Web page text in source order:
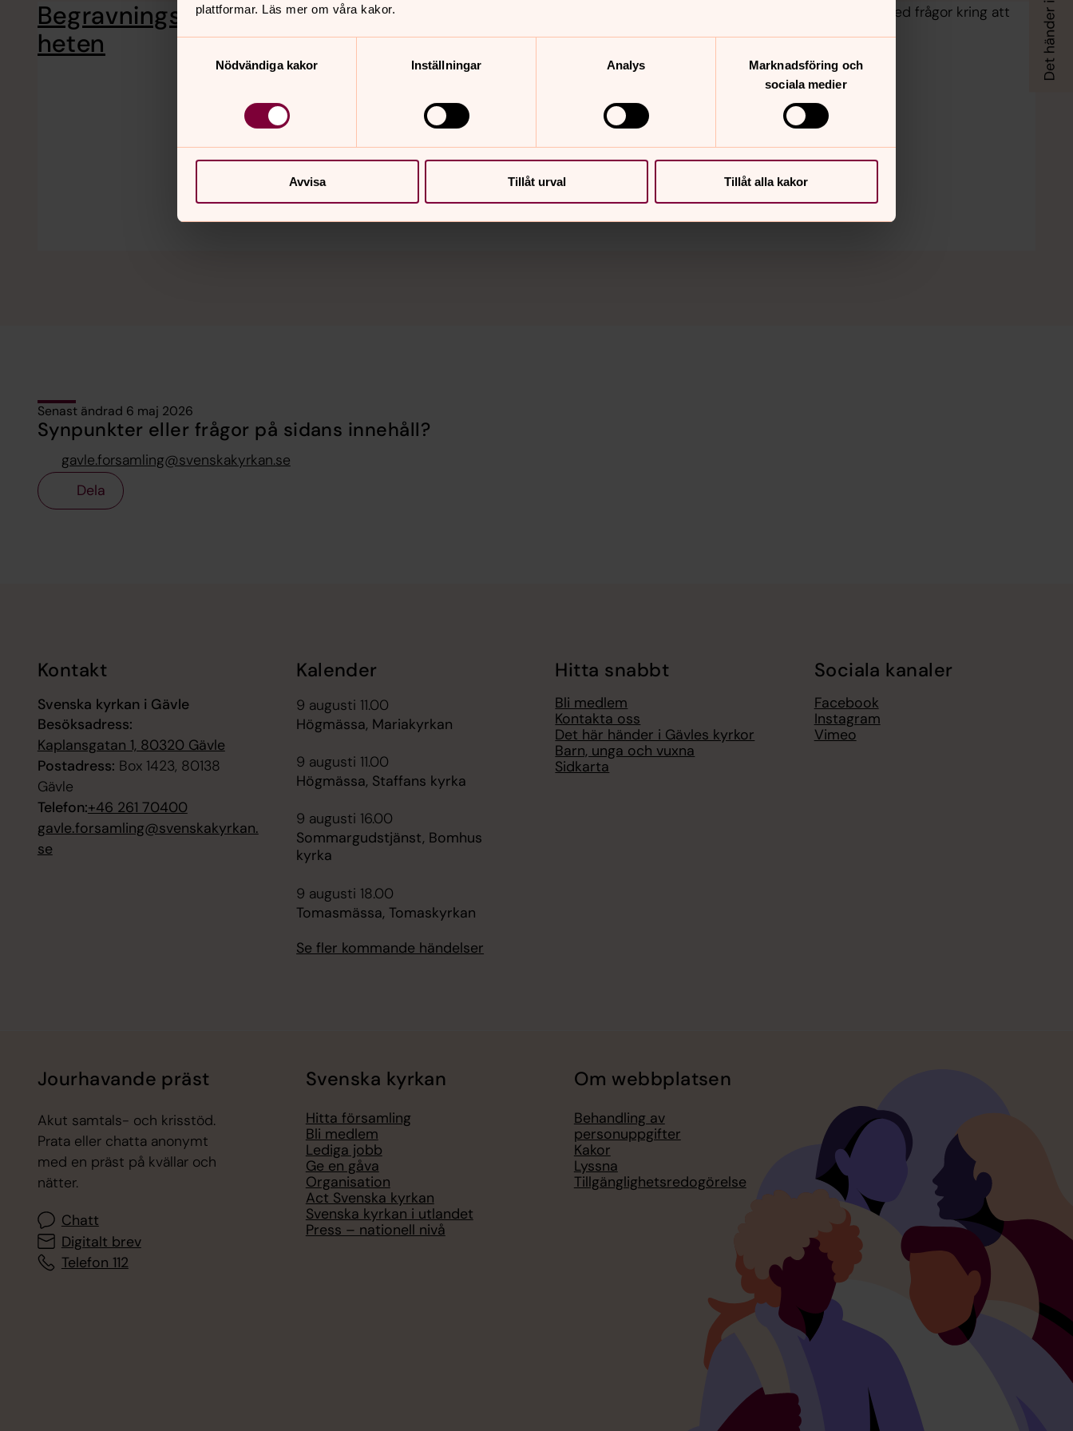
plattformar. Läs mer om våra kakor.
Nödvändiga kakor
Inställningar Analys
Marknadsföring och
sociala medier
Avvisa Tillåt urval Tillåt alla kakor
Begravningsverksam
heten
Begravningsverksamheten tar hand om Gävles tre kyrkogårdar. Det är också här du får hjälp med frågor kring att
välja och ta hand om en grav.
Senast ändrad 6 maj 2026
Synpunkter eller frågor på sidans innehåll?
gavle.forsamling@svenskakyrkan.se
Dela
Kontakt
Svenska kyrkan i Gävle
Besöksadress:
Kaplansgatan 1, 80320 Gävle
Postadress: Box 1423, 80138
Gävle
Telefon:+46 261 70400
gavle.forsamling@svenskakyrkan.
se
Kalender
9 augusti 11.00
Högmässa, Mariakyrkan
9 augusti 11.00
Högmässa, Staffans kyrka
9 augusti 16.00
Sommargudstjänst, Bomhus
kyrka
9 augusti 18.00
Tomasmässa, Tomaskyrkan
Se fler kommande händelser
Hitta snabbt
Bli medlem
Kontakta oss
Det här händer i Gävles kyrkor
Barn, unga och vuxna
Sidkarta
Sociala kanaler
Facebook
Instagram
Vimeo
Jourhavande präst
Akut samtals- och krisstöd.
Prata eller chatta anonymt
med en präst på kvällar och
nätter.
Chatt
Digitalt brev
Telefon 112
Svenska kyrkan
Hitta församling
Bli medlem
Lediga jobb
Ge en gåva
Organisation
Act Svenska kyrkan
Svenska kyrkan i utlandet
Press – nationell nivå
Om webbplatsen
Behandling av
personuppgifter
Kakor
Lyssna
Tillgänglighetsredogörelse